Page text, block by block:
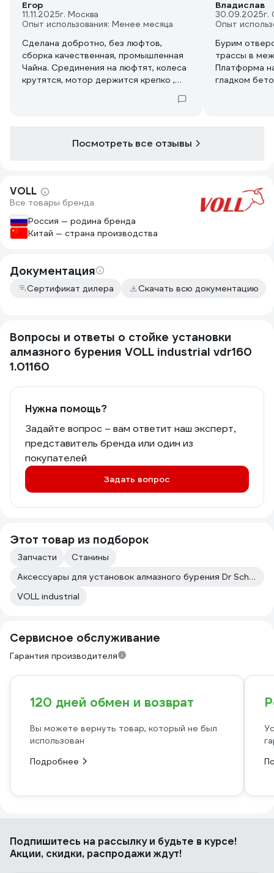
Егор
11.11.2025г. Москва
Опыт использования: Менее месяца
Сделана добротно, без люфтов,
сборка качественная, промышленная
Чайна. Срединения на люфтят, колеса
крутятся, мотор держится крепко ,
Владислав
30.09.2025г.
Опыт
Бурим
трассы в
Платформа надежно крепится на
гладком
Посмотреть все отзывы
VOLL
Все товары бренда
Россия — родина бренда
Китай — страна производства
Документация
Сертификат дилера Скачать всю документацию
Вопросы и ответы о стойке установки
алмазного бурения VOLL industrial vdr160
1.01160
Нужна помощь?
Задайте вопрос – вам ответит наш эксперт,
представитель бренда или один из
покупателей
Задать вопрос
Этот товар из подборок
Запчасти
Станины
Аксессуары для установок алмазного бурения Dr Schulze
VOLL industrial
Сервисное обслуживание
Гарантия производителя
120 дней обмен и возврат
Вы можете вернуть товар, который не был
использован
Подробнее
Подпишитесь на рассылкуи будьте в курсе!
Акции, скидки, распродажи ждут!